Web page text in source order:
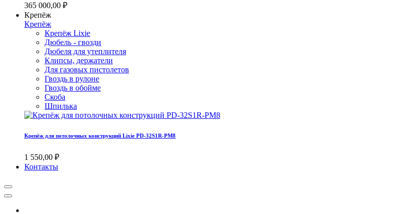
365 000,00 ₽
Крепёж
Крепёж
Крепёж Lixie
Дюбель - гвозди
Дюбеля для утеплителя
Клипсы, держатели
Для газовых пистолетов
Гвоздь в рулоне
Гвоздь в обойме
Скоба
Шпилька
Крепёж для потолочных конструкций Lixie PD-32S1R-PM8
1 550,00 ₽
Контакты